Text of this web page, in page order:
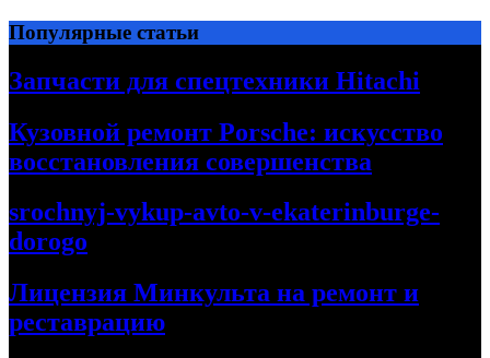
Перейти
к
содержимому
Популярные статьи
Запчасти для спецтехники Hitachi
Кузовной ремонт Porsche: искусство
восстановления совершенства
srochnyj-vykup-avto-v-ekaterinburge-
dorogo
Лицензия Минкульта на ремонт и
реставрацию